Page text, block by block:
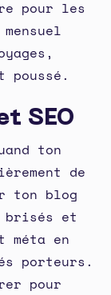
pour les
SEO
ton
de
ton blog
brisés et
en
porteurs.
pour